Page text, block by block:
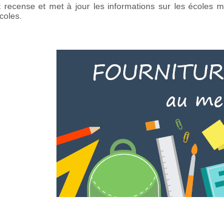
et met à jour les informations sur les écoles